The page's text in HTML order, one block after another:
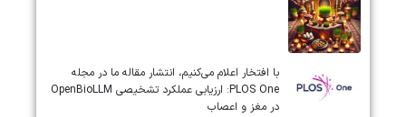
‏‏‏با افتخار اعلام می‌کنیم، انتشار مقاله ما در مجله
‎PLOS One‎: ارزیابی عملکرد تشخیصی ‎OpenBioLLM‎
در مغز و اعصاب